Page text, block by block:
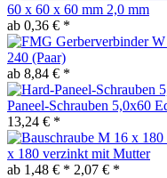
60 x 60 x 60 mm 2,0 mm
ab 0,36 € *
240 (Paar)
ab 8,84 € *
Paneel-Schrauben 5,0x60
13,24 € *
x 180 verzinkt mit Mutter
ab 1,48 € * 2,07 € *